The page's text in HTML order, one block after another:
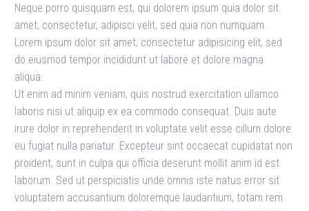
Neque porro quisquam est, qui dolorem ipsum quia dolor sit
amet, consectetur, adipisci velit, sed quia non numquam.
Lorem ipsum dolor sit amet, consectetur adipisicing elit, sed
do eiusmod tempor incididunt ut labore et dolore magna
aliqua.
Ut enim ad minim veniam, quis nostrud exercitation ullamco
laboris nisi ut aliquip ex ea commodo consequat. Duis aute
irure dolor in reprehenderit in voluptate velit esse cillum dolore
eu fugiat nulla pariatur. Excepteur sint occaecat cupidatat non
proident, sunt in culpa qui officia deserunt mollit anim id est
laborum. Sed ut perspiciatis unde omnis iste natus error sit
voluptatem accusantium doloremque laudantium, totam rem